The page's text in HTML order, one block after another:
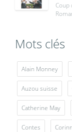
Coup
Mots clés
Alain Monney
Auzou suisse
Catherine May
Contes